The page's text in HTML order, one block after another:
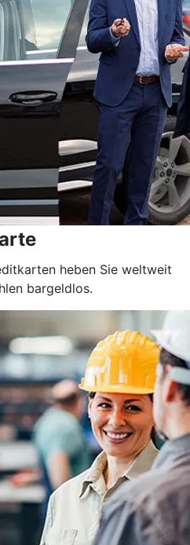
heben Sie weltweit
bargeldlos.